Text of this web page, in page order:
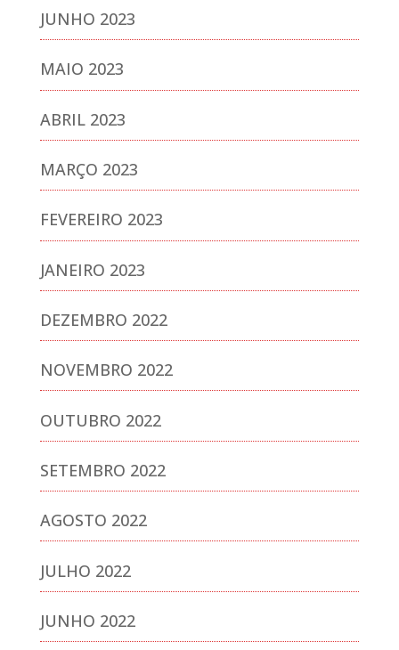
JUNHO 2023
MAIO 2023
ABRIL 2023
MARÇO 2023
FEVEREIRO 2023
JANEIRO 2023
DEZEMBRO 2022
NOVEMBRO 2022
OUTUBRO 2022
SETEMBRO 2022
AGOSTO 2022
JULHO 2022
JUNHO 2022